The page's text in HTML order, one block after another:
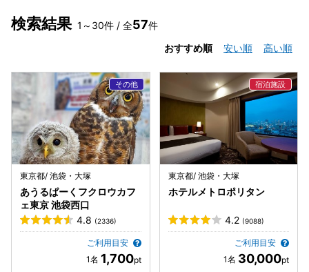
検索結果 1～30件 / 全57件
おすすめ順
安い順 高い順
東京都/ 池袋・大塚
あうるぱーくフクロウカフ
ェ東京 池袋西口
4.8 (2336)
ご利用目安
1,700
東京都/ 池袋・大塚
ホテルメトロポリタン
4.2 (9088)
ご利用目安
30,000